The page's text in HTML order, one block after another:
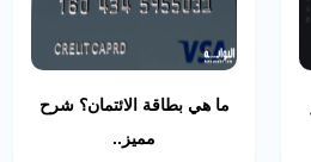
ما هي بطاقة الائتمان؟ شرح
مميز..